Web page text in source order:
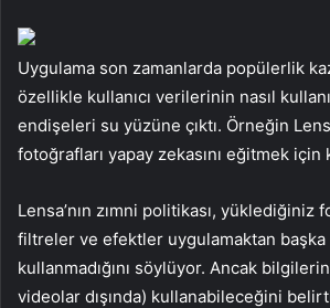
Uygulama son zamanlarda popülerlik
özellikle kullanıcı verilerinin nasıl
endişeleri su yüzüne çıktı. Örneğin
fotoğrafları yapay zekasını eğitmek için
Lensa’nın zımni politikası, yüklediğiniz
filtreler ve efektler uygulamaktan
kullanmadığını söylüyor. Ancak
videolar dışında) kullanabileceğini